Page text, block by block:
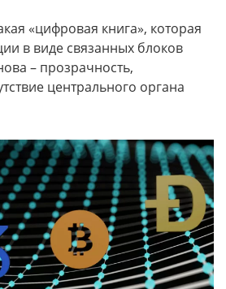
«цифровая книга», которая
в виде связанных блоков
– прозрачность,
центрального органа